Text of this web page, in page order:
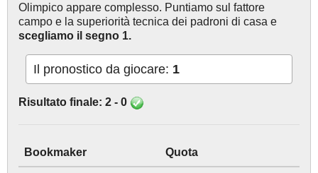
Olimpico appare complesso. Puntiamo sul fattore
campo e la superiorità tecnica dei padroni di casa e
scegliamo il segno 1.
Il pronostico da giocare: 1
Risultato finale: 2 - 0
Bookmaker Quota